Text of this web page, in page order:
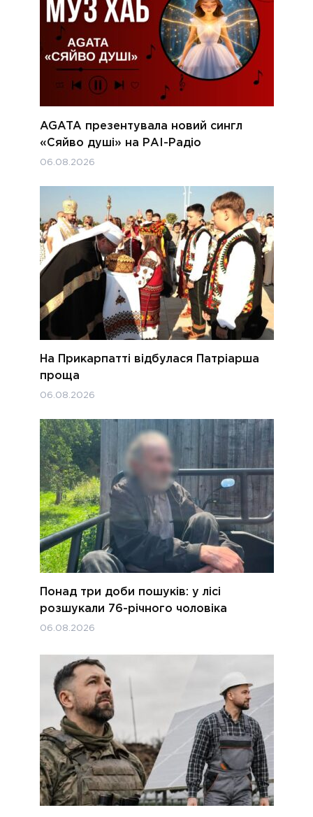
AGATA презентувала новий сингл
«Сяйво душі» на РАІ-Радіо
06.08.2026
На Прикарпатті відбулася Патріарша
проща
06.08.2026
Понад три доби пошуків: у лісі
розшукали 76-річного чоловіка
06.08.2026